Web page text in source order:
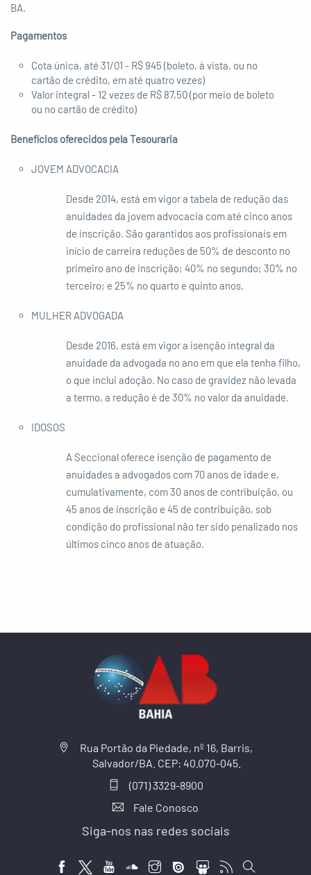
BA.
Pagamentos
Cota única, até 31/01 - R$ 945 (boleto, à vista, ou no
cartão de crédito, em até quatro vezes)
Valor integral - 12 vezes de R$ 87,50 (por meio de boleto
ou no cartão de crédito)
Benefícios oferecidos pela Tesouraria
JOVEM ADVOCACIA
Desde 2014, está em vigor a tabela de redução das
anuidades da jovem advocacia com até cinco anos
de inscrição. São garantidos aos profissionais em
início de carreira reduções de 50% de desconto no
primeiro ano de inscrição; 40% no segundo; 30% no
terceiro; e 25% no quarto e quinto anos.
MULHER ADVOGADA
Desde 2016, está em vigor a isenção integral da
anuidade da advogada no ano em que ela tenha filho,
o que inclui adoção. No caso de gravidez não levada
a termo, a redução é de 30% no valor da anuidade.
IDOSOS
A Seccional oferece isenção de pagamento de
anuidades a advogados com 70 anos de idade e,
cumulativamente, com 30 anos de contribuição, ou
45 anos de inscrição e 45 de contribuição, sob
condição do profissional não ter sido penalizado nos
últimos cinco anos de atuação.
Rua Portão da Piedade, nº 16, Barris,
Salvador/BA. CEP: 40.070-045.
(071) 3329-8900
Fale Conosco
Siga-nos nas redes sociais